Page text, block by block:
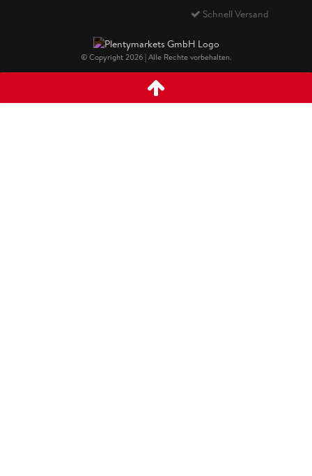
Schnell Versand
© Copyright 2026 | Alle Rechte vorbehalten.